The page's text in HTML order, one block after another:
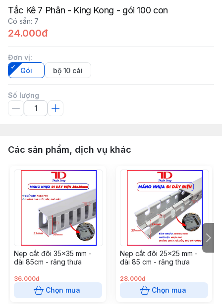
Tắc Kê 7 Phân - King Kong - gói 100 con
Có sẵn: 7
24.000đ
Đơn vị:
Gói
bộ 10 cái
Số lượng
Các sản phẩm, dịch vụ khác
Nẹp cắt đôi 35x35 mm -
dài 85cm - răng thưa
36.000đ
Chọn mua
Nẹp cắt đôi 25x25 mm -
dài 85 cm - răng thưa
28.000đ
Chọn mua